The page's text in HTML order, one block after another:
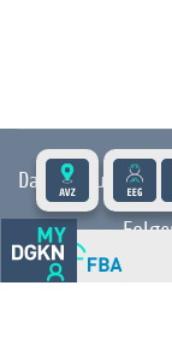
Datenschutz |
© 2026 DGKN |